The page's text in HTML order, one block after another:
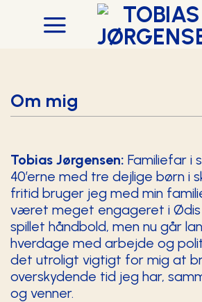
Om mig
Tobias Jørgensen: Familiefar i
40’erne med tre dejlige børn i
fritid bruger jeg med min
været meget engageret i Ødis
spillet håndbold, men nu går
hverdage med arbejde og
det utroligt vigtigt for mig at
overskydende tid jeg har,
og venner.